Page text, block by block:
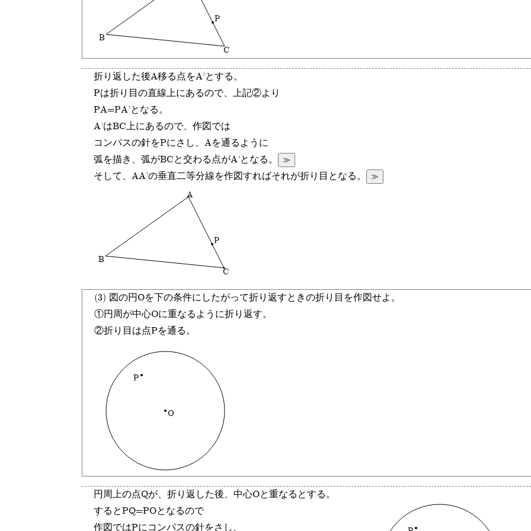
B
C
P
折り返した後A移る点をA'とする。
Pは折り目の直線上にあるので、上記②より
PA=PA'となる。
A'はBC上にあるので、作図では
コンパスの針をPにさし、Aを通るように
弧を描き、弧がBCと交わる点がA'となる。
≫
そして、AA'の垂直二等分線を作図すればそれが折り目となる。 ≫
A
B
C
P
(3) 図の円Oを下の条件にしたがって折り返すときの折り目を作図せよ。
①円周が中心Oに重なるように折り返す。
②折り目は点Pを通る。
O
P
円周上の点Qが、折り返した後、中心Oと重なるとする。
するとPQ=POとなるので
作図ではPにコンパスの針をさし、